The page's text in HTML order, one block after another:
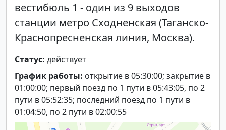
вестибюль 1 - один из 9 выходов
станции метро Сходненская (Таганско-
Краснопресненская линия, Москва).
Статус: действует
График работы: открытие в 05:30:00; закрытие в
01:00:00; первый поезд по 1 пути в 05:43:05, по 2
пути в 05:52:35; последний поезд по 1 пути в
01:04:50, по 2 пути в 02:00:55